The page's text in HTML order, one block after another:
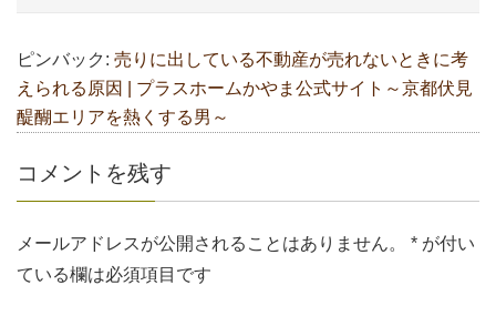
ピンバック: 売りに出している不動産が売れないときに考
えられる原因 | プラスホームかやま公式サイト～京都伏見
醍醐エリアを熱くする男～
コメントを残す
メールアドレスが公開されることはありません。 * が付い
ている欄は必須項目です